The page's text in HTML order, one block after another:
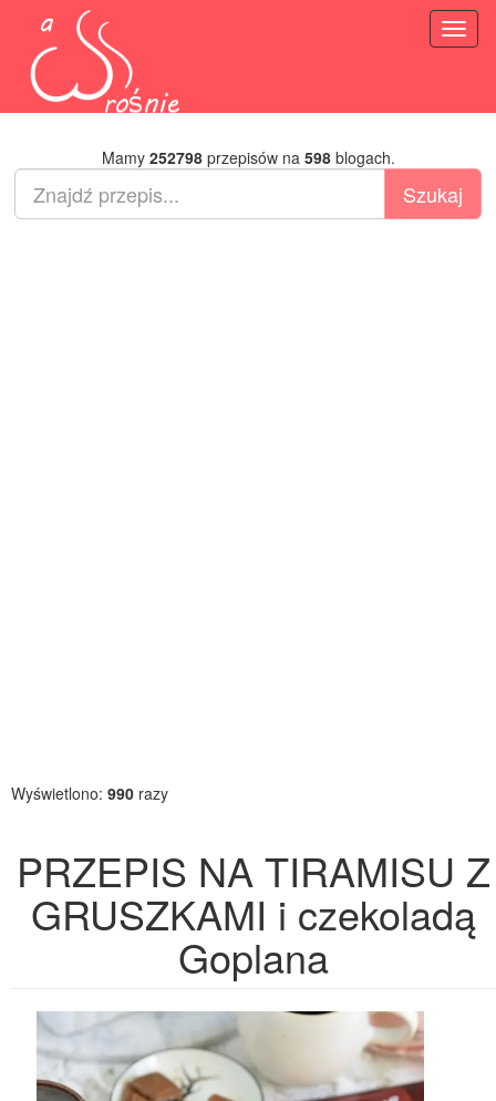
Mamy 252798przepisów na 598blogach.
Wyświetlono: 990 razy
PRZEPIS NA TIRAMISU Z
GRUSZKAMI i czekoladą
Goplana